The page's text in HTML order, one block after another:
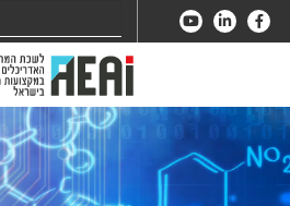
for: